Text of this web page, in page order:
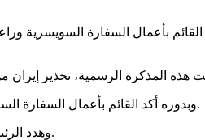
بأعمال السفارة السويسرية
وبدوره أكد القائم بأعمال السفارة السويسرية وراعي المصالح الأميركية في طهران، أنه سينقل الوضع على الفور إلى الإدارة الأميركية.
وهدد الرئيس الأميركي دونالد ترامب إيران بعمل عسكري إذا لم توافق على اتفاق يحد من برنامجها النووي.